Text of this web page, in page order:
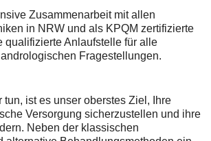
Zusammenarbeit mit allen
in NRW und als KPQM zertifizierte
qualifizierte Anlaufstelle für alle
Fragestellungen.
tun, ist es unser oberstes Ziel, Ihre
Versorgung sicherzustellen und ihre
Neben der klassischen